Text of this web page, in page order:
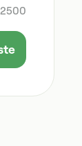
2500